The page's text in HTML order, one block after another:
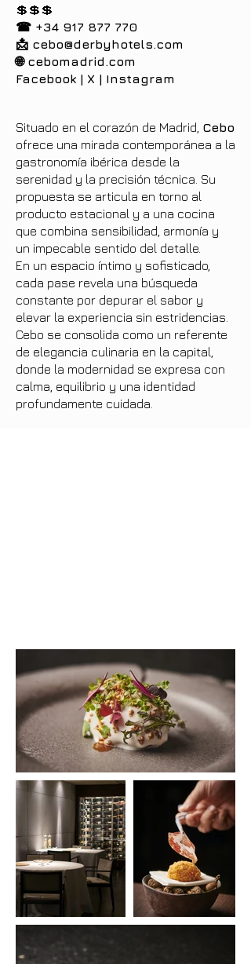
💲💲💲
☎ +34 917 877 770
📩 cebo@derbyhotels.com
🌐 cebomadrid.com
Facebook | X | Instagram
Situado en el corazón de Madrid, Cebo
ofrece una mirada contemporánea a la
gastronomía ibérica desde la
serenidad y la precisión técnica. Su
propuesta se articula en torno al
producto estacional y a una cocina
que combina sensibilidad, armonía y
un impecable sentido del detalle.
En un espacio íntimo y sofisticado,
cada pase revela una búsqueda
constante por depurar el sabor y
elevar la experiencia sin estridencias.
Cebo se consolida como un referente
de elegancia culinaria en la capital,
donde la modernidad se expresa con
calma, equilibrio y una identidad
profundamente cuidada.